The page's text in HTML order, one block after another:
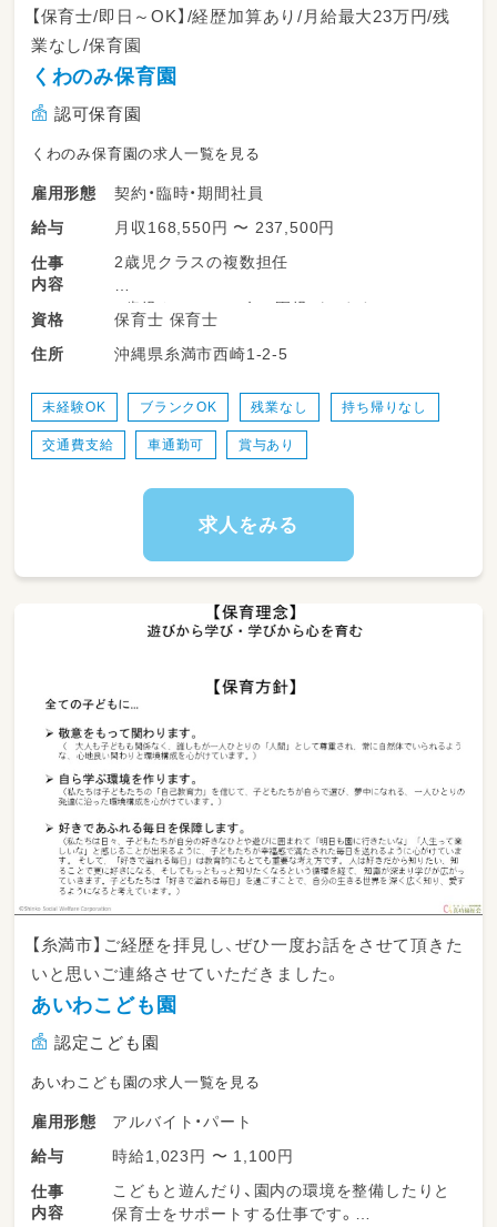
【保育士/即日～OK】/経歴加算あり/月給最大23万円/残
業なし/保育園
くわのみ保育園
認可保育園
くわのみ保育園の求人一覧を見る
雇用形態
契約・臨時・期間社員
給与
月収168,550円 〜 237,500円
仕事
内容
2歳児クラスの複数担任
2歳児クラス 18名の園児がいます
複数担任のクラスなので
分からないことは一から教えてくれますので
チームワークも抜群です♪
資格
保育士 保育士
住所
沖縄県糸満市西崎1-2-5
未経験OK ブランクOK 残業なし 持ち帰りなし
交通費支給 車通勤可 賞与あり
求人をみる
【糸満市】ご経歴を拝見し、ぜひ一度お話をさせて頂きた
いと思いご連絡させていただきました。
あいわこども園
認定こども園
あいわこども園の求人一覧を見る
雇用形態
アルバイト・パート
給与
時給1,023円 〜 1,100円
仕事
内容
こどもと遊んだり、園内の環境を整備したりと
保育士をサポートする仕事です。